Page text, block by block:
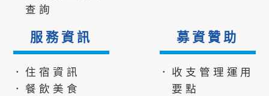
查詢
服務資訊
．住宿資訊
．餐飲美食
募資贊助
．收支管理運用
要點